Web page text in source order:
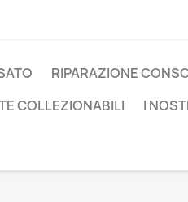
RIPARAZIONE
COLLEZIONABILI I